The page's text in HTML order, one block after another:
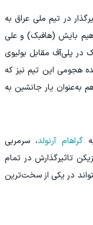
در تیم ملی عراق به
بایش (هافبک) و علی
در پلی‌آف مقابل بولیوی
هجومی این تیم نیز که
به‌عنوان یار جانشین به
گراهام آرنولد، سرمربی
تیم ملی عراق خواهد زد، چراکه او 4 بازیکن تاثیرگذارش در تمام
در یکی از سخت‌ترین